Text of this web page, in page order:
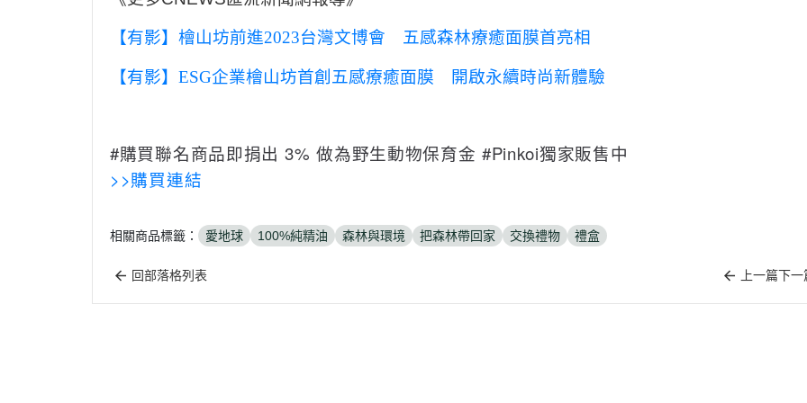
【有影】檜山坊前進2023台灣文博會 五感森林療癒面膜首亮相
【有影】 ESG企業檜山坊首創五感療癒面膜 開啟永續時尚新體驗
#購買聯名商品即捐出 3% 做為野生動物保育金 #Pinkoi獨家販售中
>>購買連結
相關商品標籤： 愛地球 100%純精油 森林與環境 把森林帶回家 交換禮物 禮盒
回部落格列表 上一篇下一